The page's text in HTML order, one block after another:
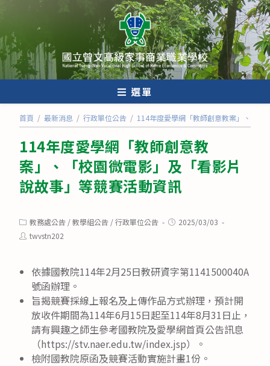
轉
至
主
要
內
選單
首頁 / 最新消息 / 行政單位公告 / 114年度愛學網「教師創意教案」、「校
114年度愛學網「教師創意教
案」、「校園微電影」及「看影片
說故事」等競賽活動資訊
Post
category:
教務處公告 /教學組公告 /行政單位公告
Post2025/03/03
Posttwvstn202
依據國教院114年2月25日教研資字第1141500040A
號函辦理。
旨揭競賽採線上報名及上傳作品方式辦理，預計開
放收件期間為114年6月15日起至114年8月31日止，
請有興趣之師生參考國教院及愛學網首頁公告訊息
（https://stv.naer.edu.tw/index.jsp）。
檢附國教院原函及競賽活動實施計畫1份。